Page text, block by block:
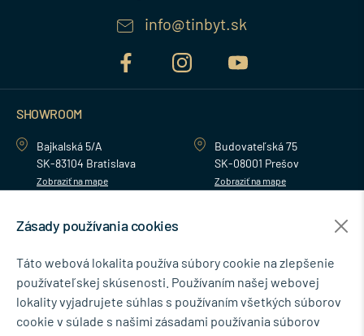
info@tinbyt.sk
SHOWROOM
Bajkalská 5/A
SK-83104 Bratislava
Zobraziť na mape
Budovateľská 75
SK-08001 Prešov
Zobraziť na mape
NEWSLETTER
Zásady používania cookies
Táto webová lokalita používa súbory cookie na zlepšenie
používateľskej skúsenosti. Používaním našej webovej
lokality vyjadrujete súhlas s používaním všetkých súborov
cookie v súlade s našimi zásadami používania súborov